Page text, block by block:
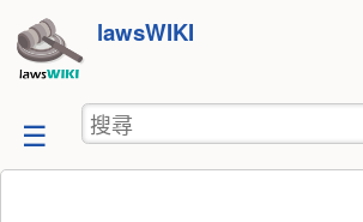
跳
至
容
lawsWIKI
搜
尋